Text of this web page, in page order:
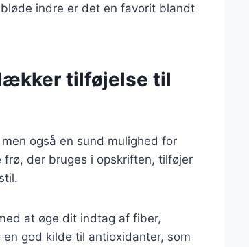
indre er det en favorit blandt
lækker tilføjelse til
også en sund mulighed for
der bruges i opskriften, tilføjer
at øge dit indtag af fiber,
god kilde til antioxidanter, som